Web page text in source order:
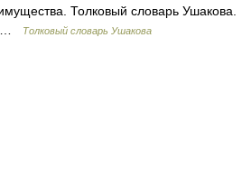
Толковый словарь Ушакова.
…
Толковый словарь Ушакова